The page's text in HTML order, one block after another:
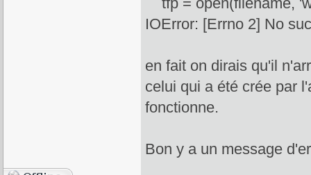
IOError: [Errno 2] No
en fait on dirais qu'il
celui qui a été crée par
fonctionne.
Bon y a un message